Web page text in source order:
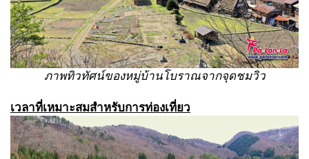
ภาพทิวทัศน์ของหมู่บ้านโบราณจากจุดชมวิว
เวลาที่เหมาะสมสำหรับการท่องเที่ยว